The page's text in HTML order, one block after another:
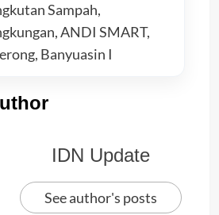
Sampah,
ANDI SMART,
Banyuasin I
IDN Update
See author's posts